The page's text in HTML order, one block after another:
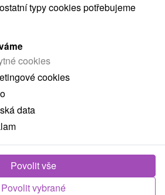
- NEJPRODÁVANĚJŠÍ NEJLEVNĚJŠÍ
/noc/osoba
typy cookies potřebujeme
cookies
cookies
data
Povolit vybrané
Povolit vše